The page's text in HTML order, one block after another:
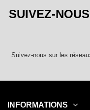
SUIVEZ-
Suivez-nous sur les
INFORMATIONS